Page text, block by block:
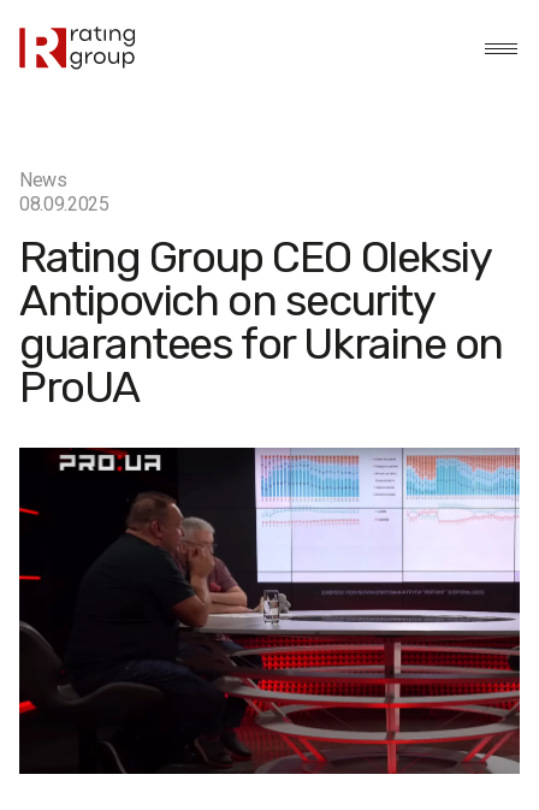
News
08.09.2025
Rating Group CEO Oleksiy
Antipovich on security
guarantees for Ukraine on
ProUA